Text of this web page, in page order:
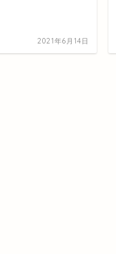
2021年6月14日